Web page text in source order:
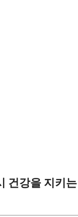
건강을 지키